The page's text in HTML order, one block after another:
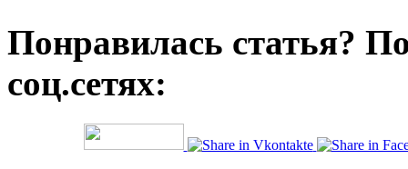
Понравилась статья?
соц.сетях: